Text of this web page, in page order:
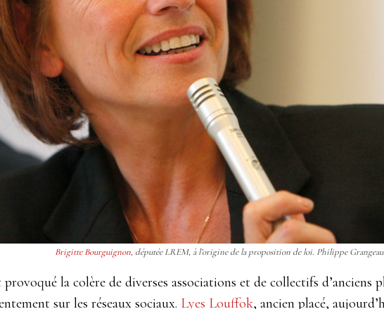
Brigitte Bourguignon,députée LREM, à l’origine de la proposition de loi. Philippe
la colère de diverses associations et de collectifs d’anciens
sur les réseaux sociaux. Lyes Louffok, ancien placé,